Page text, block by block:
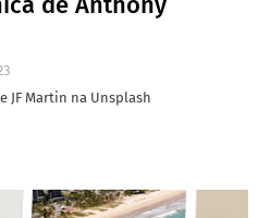
JF Martin na Unsplash